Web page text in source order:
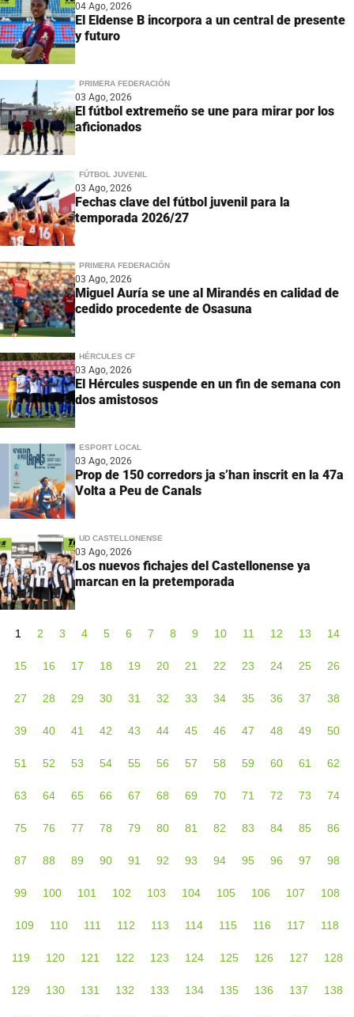
04 Ago, 2026
El Eldense B incorpora a un central de presente
y futuro
PRIMERA FEDERACIÓN
03 Ago, 2026
El fútbol extremeño se une para mirar por los
aficionados
FÚTBOL JUVENIL
03 Ago, 2026
Fechas clave del fútbol juvenil para la
temporada 2026/27
PRIMERA FEDERACIÓN
03 Ago, 2026
Miguel Auría se une al Mirandés en calidad de
cedido procedente de Osasuna
HÉRCULES CF
03 Ago, 2026
El Hércules suspende en un fin de semana con
dos amistosos
ESPORT LOCAL
03 Ago, 2026
Prop de 150 corredors ja s’han inscrit en la 47a
Volta a Peu de Canals
UD CASTELLONENSE
03 Ago, 2026
Los nuevos fichajes del Castellonense ya
marcan en la pretemporada
1 2 3 4 5 6 7 8 9 10 11 12 13 14
15 16 17 18 19 20 21 22 23 24 25 26
27 28 29 30 31 32 33 34 35 36 37 38
39 40 41 42 43 44 45 46 47 48 49 50
51 52 53 54 55 56 57 58 59 60 61 62
63 64 65 66 67 68 69 70 71 72 73 74
75 76 77 78 79 80 81 82 83 84 85 86
87 88 89 90 91 92 93 94 95 96 97 98
99 100 101 102 103 104 105 106 107 108
109 110 111 112 113 114 115 116 117 118
119 120 121 122 123 124 125 126 127 128
129 130 131 132 133 134 135 136 137 138